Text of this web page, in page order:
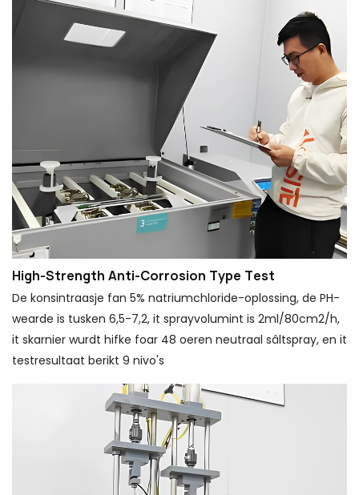
High-Strength Anti-Corrosion Type Test
De konsintraasje fan 5% natriumchloride-oplossing, de PH-
wearde is tusken 6,5-7,2, it sprayvolumint is 2ml/80cm2/h,
it skarnier wurdt hifke foar 48 oeren neutraal sâltspray, en it
testresultaat berikt 9 nivo's